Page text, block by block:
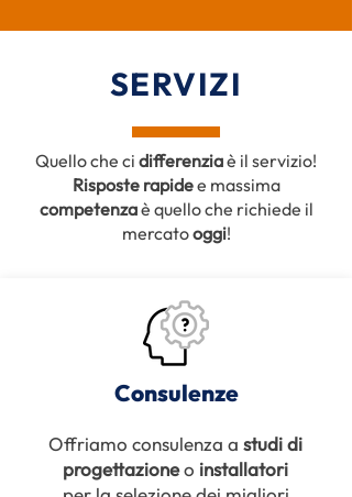
SERVIZI
Quello che ci differenziaè il servizio!
Risposte rapidee massima
competenzaè quello che richiede il
mercatooggi!
Consulenze
Offriamo consulenza a studi di
progettazioneo installatori